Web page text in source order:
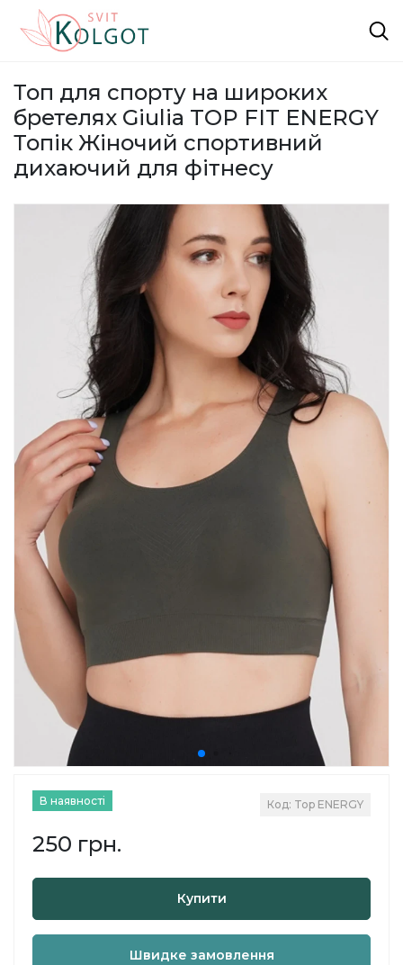
Топ для спорту на широких
бретелях Giulia TOP FIT ENERGY
Топік Жіночий спортивний
дихаючий для фітнесу
В наявності Код: Top ENERGY
250 грн.
Купити
Швидке замовлення